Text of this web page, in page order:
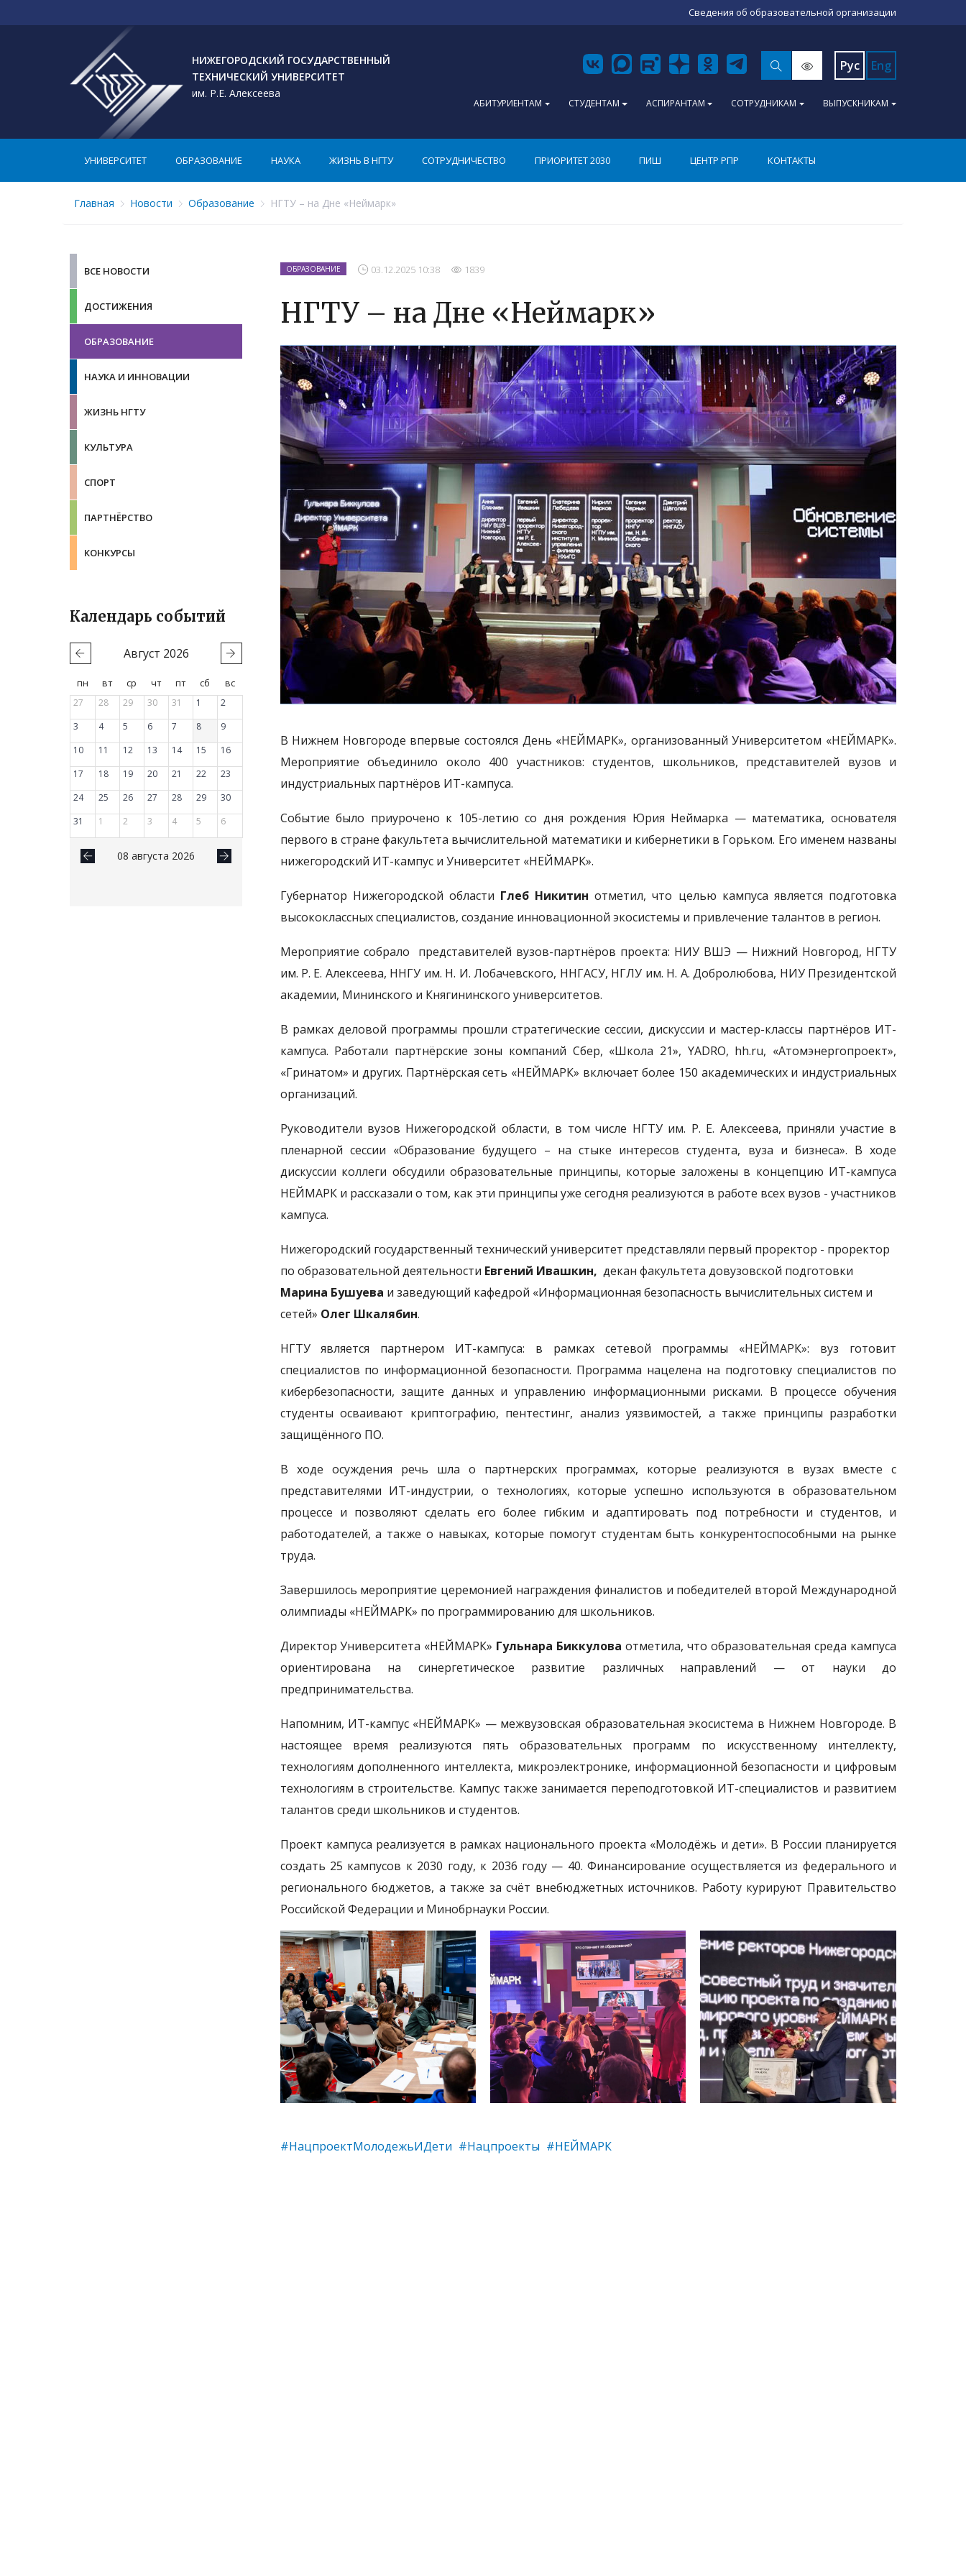
Сведения об образовательной организации
НИЖЕГОРОДСКИЙ ГОСУДАРСТВЕННЫЙ
ТЕХНИЧЕСКИЙ УНИВЕРСИТЕТ
им. Р.Е. Алексеева
Рус Eng
АБИТУРИЕНТАМ СТУДЕНТАМ АСПИРАНТАМ СОТРУДНИКАМ ВЫПУСКНИКАМ
УНИВЕРСИТЕТ ОБРАЗОВАНИЕ НАУКА ЖИЗНЬ В НГТУ СОТРУДНИЧЕСТВО ПРИОРИТЕТ 2030 ПИШ ЦЕНТР РПР КОНТАКТЫ
Главная Новости Образование НГТУ – на Дне «Неймарк»
ВСЕ НОВОСТИ
ДОСТИЖЕНИЯ
ОБРАЗОВАНИЕ
НАУКА И ИННОВАЦИИ
ЖИЗНЬ НГТУ
КУЛЬТУРА
СПОРТ
ПАРТНЁРСТВО
КОНКУРСЫ
Календарь событий
Август 2026
пн вт ср чт пт сб
вс
27
28 29 30 31 1
2
3
4 5 6 7 8
9
10
11 12 13 14 15
16
17
18 19 20 21 22
23
24
25 26 27 28 29
30
31
1 2 3 4 5 6
08 августа 2026
ОБРАЗОВАНИЕ 03.12.2025 10:38 1839
НГТУ – на Дне «Неймарк»
В Нижнем Новгороде впервые состоялся День «НЕЙМАРК», организованный Университетом «НЕЙМАРК».
Мероприятие объединило около 400 участников: студентов, школьников, представителей вузов и
индустриальных партнёров ИТ-кампуса.
Событие было приурочено к 105-летию со дня рождения Юрия Неймаркa — математика, основателя
первого в стране факультета вычислительной математики и кибернетики в Горьком. Его именем названы
нижегородский ИТ-кампус и Университет «НЕЙМАРК».
Губернатор Нижегородской области Глеб Никитин отметил, что целью кампуса является подготовка
высококлассных специалистов, создание инновационной экосистемы и привлечение талантов в регион.
Мероприятие собрало представителей вузов-партнёров проекта: НИУ ВШЭ — Нижний Новгород, НГТУ
им. Р. Е. Алексеева, ННГУ им. Н. И. Лобачевского, ННГАСУ, НГЛУ им. Н. А. Добролюбова, НИУ Президентской
академии, Мининского и Княгининского университетов.
В рамках деловой программы прошли стратегические сессии, дискуссии и мастер-классы партнёров ИТ-
кампуса. Работали партнёрские зоны компаний Сбер, «Школа 21», YADRO, hh.ru, «Атомэнергопроект»,
«Гринатом» и других. Партнёрская сеть «НЕЙМАРК» включает более 150 академических и индустриальных
организаций.
Руководители вузов Нижегородской области, в том числе НГТУ им. Р. Е. Алексеева, приняли участие в
пленарной сессии «Образование будущего – на стыке интересов студента, вуза и бизнеса». В ходе
дискуссии коллеги обсудили образовательные принципы, которые заложены в концепцию ИТ-кампуса
НЕЙМАРК и рассказали о том, как эти принципы уже сегодня реализуются в работе всех вузов - участников
кампуса.
Нижегородский государственный технический университет представляли первый проректор - проректор
по образовательной деятельности Евгений Ивашкин, декан факультета довузовской подготовки
Марина Бушуева и заведующий кафедрой «Информационная безопасность вычислительных систем и
сетей» Олег Шкалябин.
НГТУ является партнером ИТ-кампуса: в рамках сетевой программы «НЕЙМАРК»: вуз готовит
специалистов по информационной безопасности. Программа нацелена на подготовку специалистов по
кибербезопасности, защите данных и управлению информационными рисками. В процессе обучения
студенты осваивают криптографию, пентестинг, анализ уязвимостей, а также принципы разработки
защищённого ПО.
В ходе осуждения речь шла о партнерских программах, которые реализуются в вузах вместе с
представителями ИТ-индустрии, о технологиях, которые успешно используются в образовательном
процессе и позволяют сделать его более гибким и адаптировать под потребности и студентов, и
работодателей, а также о навыках, которые помогут студентам быть конкурентоспособными на рынке
труда.
Завершилось мероприятие церемонией награждения финалистов и победителей второй Международной
олимпиады «НЕЙМАРК» по программированию для школьников.
Директор Университета «НЕЙМАРК» Гульнара Биккулова отметила, что образовательная среда кампуса
ориентирована на синергетическое развитие различных направлений — от науки до
предпринимательства.
Напомним, ИТ-кампус «НЕЙМАРК» — межвузовская образовательная экосистема в Нижнем Новгороде. В
настоящее время реализуются пять образовательных программ по искусственному интеллекту,
технологиям дополненного интеллекта, микроэлектронике, информационной безопасности и цифровым
технологиям в строительстве. Кампус также занимается переподготовкой ИТ-специалистов и развитием
талантов среди школьников и студентов.
Проект кампуса реализуется в рамках национального проекта «Молодёжь и дети». В России планируется
создать 25 кампусов к 2030 году, к 2036 году — 40. Финансирование осуществляется из федерального и
регионального бюджетов, а также за счёт внебюджетных источников. Работу курируют Правительство
Российской Федерации и Минобрнауки России.
#НацпроектМолодежьИДети #Нацпроекты #НЕЙМАРК